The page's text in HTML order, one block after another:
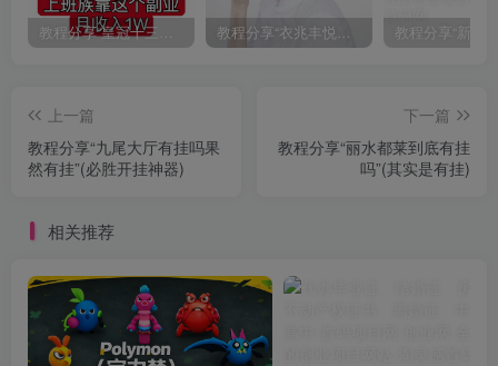
教程分享“皇冠十三水有挂吗果然有挂”(确实真的有挂) 教程分享“衣兆丰悦有挂的吗”(确实真的有挂)
上一篇
教程分享“九尾大厅有挂吗果
然有挂”(必胜开挂神器)
下一篇
教程分享“丽水都莱到底有挂
吗”(其实是有挂)
相关推荐